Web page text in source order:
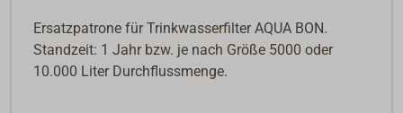
Ersatzpatrone für Trinkwasserfilter AQUA BON.
Standzeit: 1 Jahr bzw. je nach Größe 5000 oder
10.000 Liter Durchflussmenge.